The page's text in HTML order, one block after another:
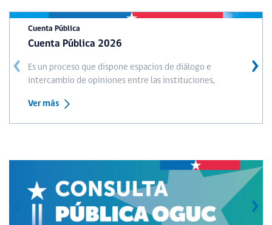
Cuenta Pública
Cuenta Pública 2026
Es un proceso que dispone espacios de diálogo e
intercambio de opiniones entre las instituciones,
Ver más
‹ ›
›